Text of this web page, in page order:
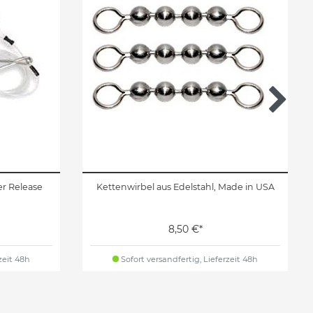
Release
48h
Kettenwirbel aus Edelstahl, Made in USA
8,50 €*
Sofort versandfertig, Lieferzeit 48h